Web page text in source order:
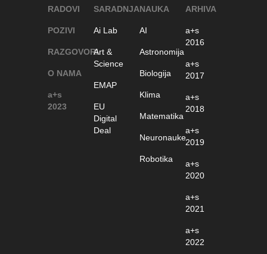
RADOVI
POZIVI
RAZGOVORI
O NAMA
a+s
2023
SARADNJA
Ai Lab
Art &
Science
EMAP
EU
Digital
Deal
NAUKA
AI
Astronomija
Biologija
Klima
Matematika
Neuronauke
Robotika
ARHIVA
a+s
2016
a+s
2017
a+s
2018
a+s
2019
a+s
2020
a+s
2021
a+s
2022